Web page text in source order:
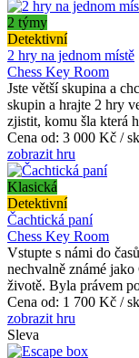
2 týmy
Detektivní
2 hry na jednom místě
Chess Key Room
Jste větší skupina a
skupin a hrajte 2 hry
zjistit, komu šla která
Cena od: 3 000 Kč /
zobrazit hru
Klasická
Detektivní
Čachtická paní
Chess Key Room
Vstupte s námi do
nechvalně známé
životě. Byla právem
Cena od: 1 700 Kč /
zobrazit hru
Sleva